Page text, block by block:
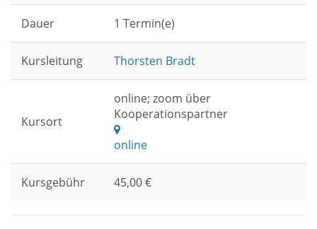
Dauer 1 Termin(e)
Kursleitung Thorsten Bradt
Kursort
online; zoom über
Kooperationspartner
online
Kursgebühr 45,00 €